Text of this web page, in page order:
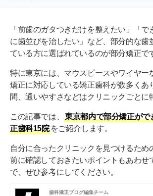
「前歯のガタつきだけを整えたい」「で
に歯並びを治したい」など、部分的な歯
ている方に選ばれているのが部分矯正で
特に東京には、マウスピースやワイヤー
矯正に対応している矯正歯科が数多くあ
間、通いやすさなどはクリニックごとに
この記事では、
東京都内で部分矯正がで
正歯科15院 をご紹介します。
自分に合ったクリニックを見つけるため
前に確認しておきたいポイントもあわせ
で、ぜひ参考にしてください。
歯科矯正ブログ編集チーム